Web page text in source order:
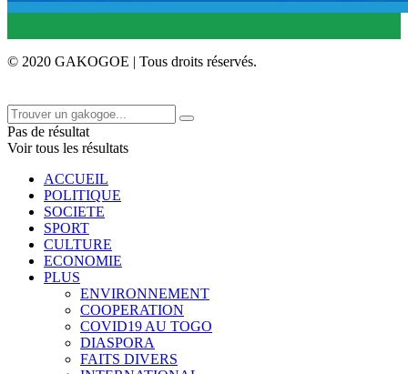
© 2020 GAKOGOE | Tous droits réservés.
Pas de résultat
Voir tous les résultats
ACCUEIL
POLITIQUE
SOCIETE
SPORT
CULTURE
ECONOMIE
PLUS
ENVIRONNEMENT
COOPERATION
COVID19 AU TOGO
DIASPORA
FAITS DIVERS